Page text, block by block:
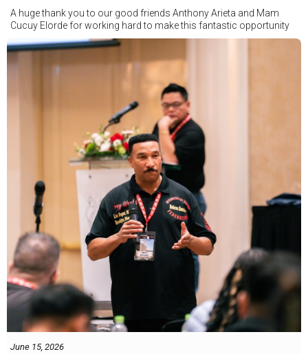
A huge thank you to our good friends Anthony Arieta and Mam
Cucuy Elorde for working hard to make this fantastic opportunity
We hope to have some exciting news to share very soon!
June 15, 2026